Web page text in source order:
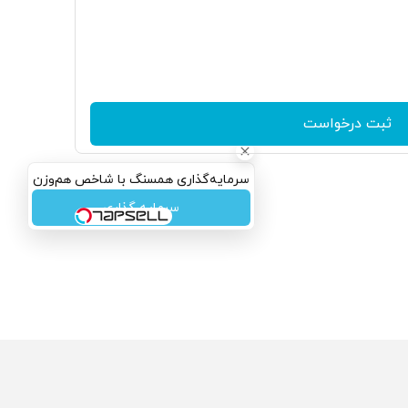
سرمایه‌گذاری همسنگ با شاخص هم‌وزن
سرمایه گذاری
ثبت درخواست